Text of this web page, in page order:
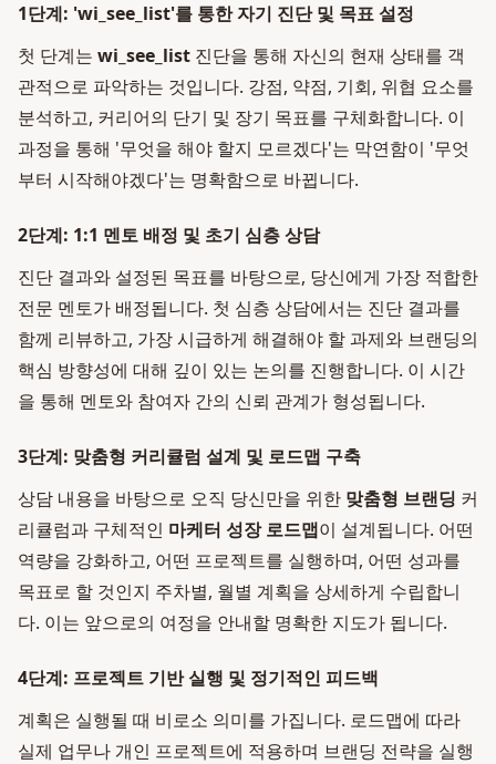
1단계: 'wi_see_list'를 통한 자기 진단 및 목표 설정
첫 단계는 wi_see_list 진단을 통해 자신의 현재 상태를 객
관적으로 파악하는 것입니다. 강점, 약점, 기회, 위협 요소를
분석하고, 커리어의 단기 및 장기 목표를 구체화합니다. 이
과정을 통해 '무엇을 해야 할지 모르겠다'는 막연함이 '무엇
부터 시작해야겠다'는 명확함으로 바뀝니다.
2단계: 1:1 멘토 배정 및 초기 심층 상담
진단 결과와 설정된 목표를 바탕으로, 당신에게 가장 적합한
전문 멘토가 배정됩니다. 첫 심층 상담에서는 진단 결과를
함께 리뷰하고, 가장 시급하게 해결해야 할 과제와 브랜딩의
핵심 방향성에 대해 깊이 있는 논의를 진행합니다. 이 시간
을 통해 멘토와 참여자 간의 신뢰 관계가 형성됩니다.
3단계: 맞춤형 커리큘럼 설계 및 로드맵 구축
상담 내용을 바탕으로 오직 당신만을 위한 맞춤형 브랜딩 커
리큘럼과 구체적인 마케터 성장 로드맵이 설계됩니다. 어떤
역량을 강화하고, 어떤 프로젝트를 실행하며, 어떤 성과를
목표로 할 것인지 주차별, 월별 계획을 상세하게 수립합니
다. 이는 앞으로의 여정을 안내할 명확한 지도가 됩니다.
4단계: 프로젝트 기반 실행 및 정기적인 피드백
계획은 실행될 때 비로소 의미를 가집니다. 로드맵에 따라
실제 업무나 개인 프로젝트에 적용하며 브랜딩 전략을 실행